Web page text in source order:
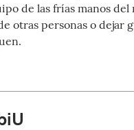
de las frías manos del
otras personas o dejar